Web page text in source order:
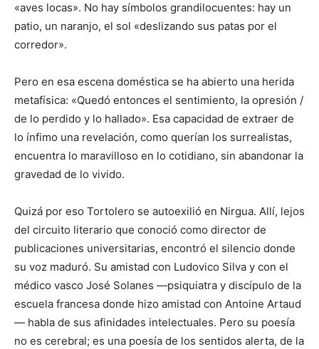
«aves locas». No hay símbolos grandilocuentes: hay un
patio, un naranjo, el sol «deslizando sus patas por el
corredor».
Pero en esa escena doméstica se ha abierto una herida
metafísica: «Quedó entonces el sentimiento, la opresión /
de lo perdido y lo hallado». Esa capacidad de extraer de
lo ínfimo una revelación, como querían los surrealistas,
encuentra lo maravilloso en lo cotidiano, sin abandonar la
gravedad de lo vivido.
Quizá por eso Tortolero se autoexilió en Nirgua. Allí, lejos
del circuito literario que conoció como director de
publicaciones universitarias, encontró el silencio donde
su voz maduró. Su amistad con Ludovico Silva y con el
médico vasco José Solanes —psiquiatra y discípulo de la
escuela francesa donde hizo amistad con Antoine Artaud
— habla de sus afinidades intelectuales. Pero su poesía
no es cerebral; es una poesía de los sentidos alerta, de la